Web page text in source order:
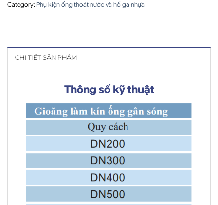
Category: Phụ kiện ống thoát nước và hố ga nhựa
CHI TIẾT SẢN PHẨM
Thông số kỹ thuật